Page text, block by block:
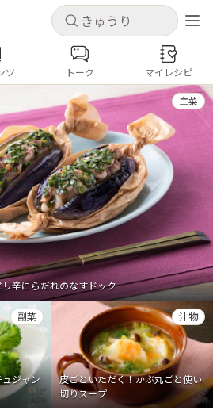
キャンセル
るとレシピを保存できます
新規登録
い合わせ
キャンセル
コンテンツ
トマト
とうもろこし
うが ゴーヤ
ツ トーク マイレシピ
辛にらだれのなすドック
主菜
ジャン
副菜
皮ごといただく！かぶ丸ごと使い
切りスープ
汁物